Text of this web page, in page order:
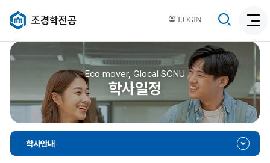
LOGIN
조경학전공
색
활
성
색
Eco mover, Glocal SCNU
학사일정
학사안내